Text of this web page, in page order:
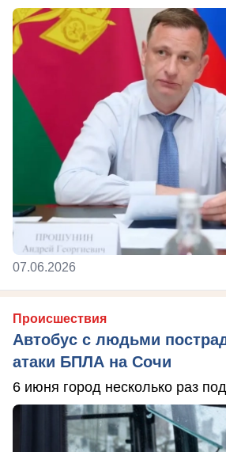
07.06.2026
Происшествия
Автобус с людьми
атаки БПЛА на Сочи
6 июня город несколько раз